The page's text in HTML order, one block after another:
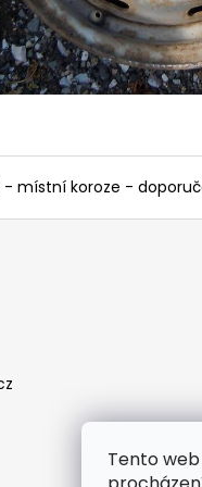
Tento
- místní koroze -